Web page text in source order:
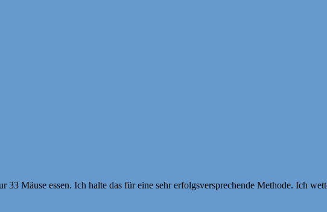
Mäuse essen. Ich halte das für eine sehr erfolgsversprechende Methode. Ich